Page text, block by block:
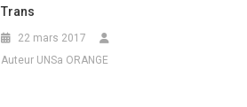
Trans
22 mars 2017
Auteur UNSa ORANGE